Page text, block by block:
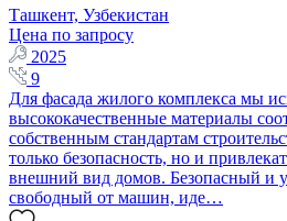
Ташкент, Узбекистан
Цена по запросу
2025
9
Для фасада жилого комплекса мы
высококачественные материалы
собственным стандартам
только безопасность, но и
внешний вид домов. Безопасный и
свободный от машин, иде…